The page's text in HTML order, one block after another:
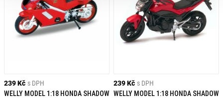
239 Kč s DPH
WELLY MODEL 1:18 HONDA SHADOW
239 Kč s DPH
WELLY MODEL 1:18 HONDA SHADOW